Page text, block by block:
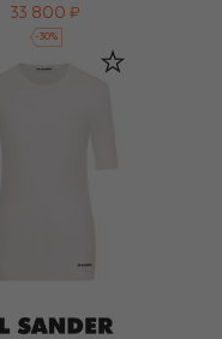
33 800 ₽
-30%